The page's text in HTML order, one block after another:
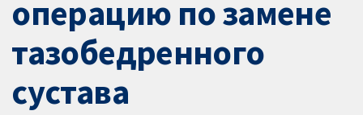
операцию по замене
тазобедренного
сустава